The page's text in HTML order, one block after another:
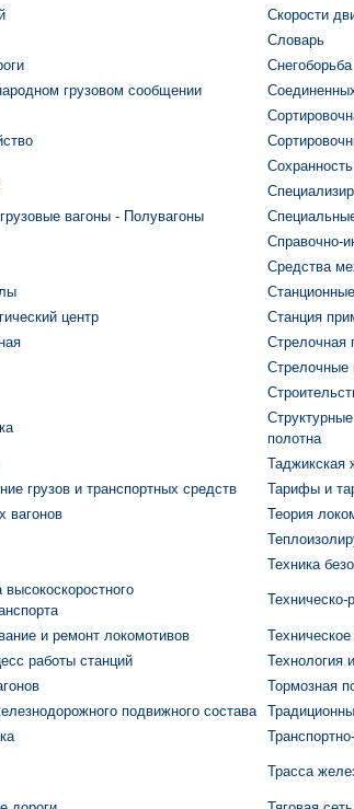
Скорости
Словарь
Снегоборьба
грузовом сообщении
вагоны - Полувагоны
Справочно-
Средства
центр
Станция
Стрелочная
Стрелочные
полотна
Таджикская
грузов и транспортных средств
Тарифы и
вагонов
Теория
Техника
Техническо-
и ремонт локомотивов
работы станций
Технология
Тормозная
подвижного состава
Трасса